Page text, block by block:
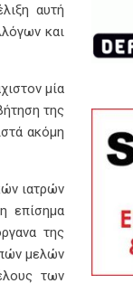
αυτή
και
μία
της
ακόμη
ιατρών
επίσημα
της
μελών
των